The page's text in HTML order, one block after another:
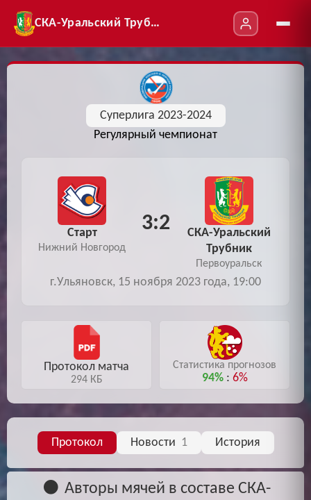
СКА-Уральский Трубник
Суперлига 2023-2024
Регулярный чемпионат
Старт
Нижний Новгород
3:2
СКА-Уральский
Трубник
Первоуральск
г.Ульяновск, 15 ноября 2023 года, 19:00
Протокол матча
294 КБ
Статистика прогнозов
94%: 6%
Протокол Новости 1 История
Авторы мячей в составе СКА-